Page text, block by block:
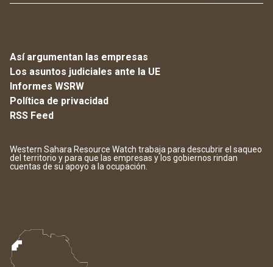
Así argumentan las empresas
Los asuntos judiciales ante la UE
Informes WSRW
Política de privacidad
RSS Feed
Western Sahara Resource Watch trabaja para descubrir el saqueo
del territorio y para que las empresas y los gobiernos rindan
cuentas de su apoyo a la ocupación.